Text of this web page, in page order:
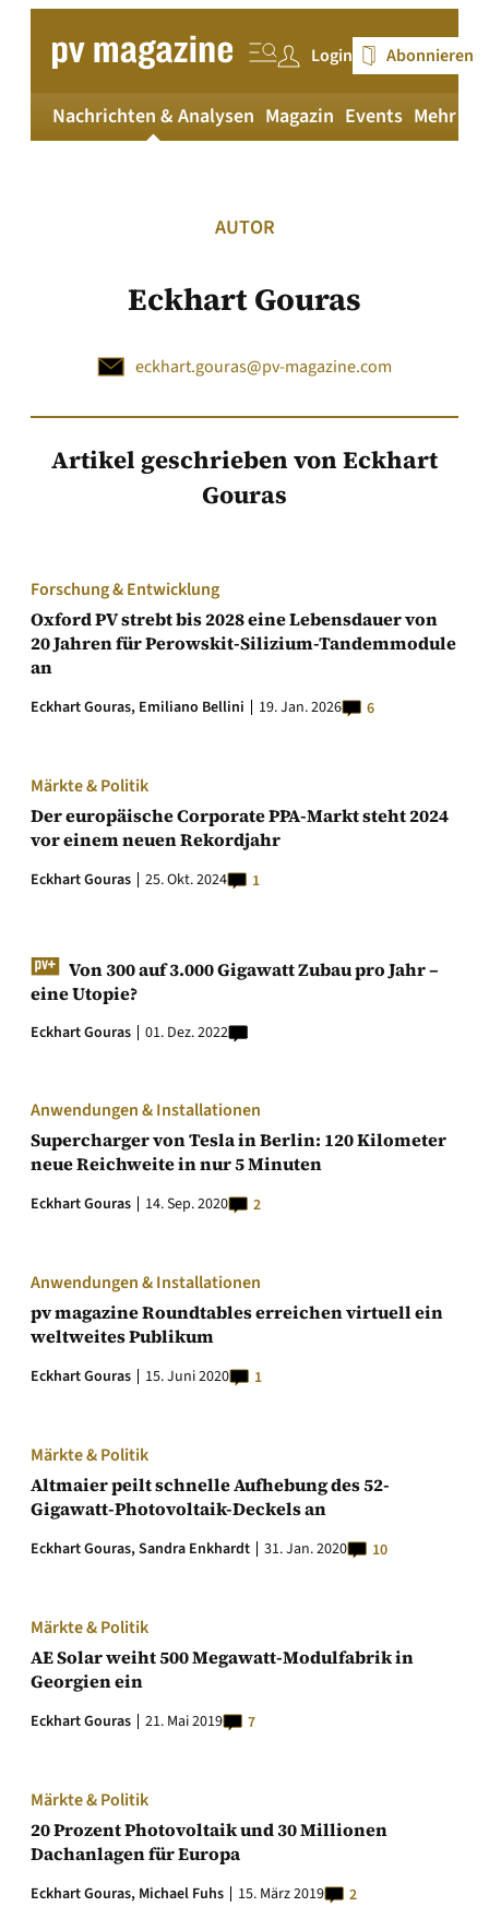
springen
Login Abonnieren
Nachrichten & Analysen Magazin Events Mehr
AUTOR
Eckhart Gouras
eckhart.gouras@pv-magazine.com
Artikel geschrieben von Eckhart
Gouras
Forschung & Entwicklung
Oxford PV strebt bis 2028 eine Lebensdauer von
20 Jahren für Perowskit-Silizium-Tandemmodule
an
Eckhart Gouras, Emiliano Bellini 19. Jan. 2026 6
Märkte & Politik
Der europäische Corporate PPA-Markt steht 2024
vor einem neuen Rekordjahr
Eckhart Gouras 25. Okt. 2024 1
Von 300 auf 3.000 Gigawatt Zubau pro Jahr –
eine Utopie?
Eckhart Gouras 01. Dez. 2022
Anwendungen & Installationen
Supercharger von Tesla in Berlin: 120 Kilometer
neue Reichweite in nur 5 Minuten
Eckhart Gouras 14. Sep. 2020 2
Anwendungen & Installationen
pv magazine Roundtables erreichen virtuell ein
weltweites Publikum
Eckhart Gouras 15. Juni 2020 1
Märkte & Politik
Altmaier peilt schnelle Aufhebung des 52-
Gigawatt-Photovoltaik-Deckels an
Eckhart Gouras,Sandra Enkhardt 31. Jan. 2020 10
Märkte & Politik
AE Solar weiht 500 Megawatt-Modulfabrik in
Georgien ein
Eckhart Gouras 21. Mai 2019 7
Märkte & Politik
20 Prozent Photovoltaik und 30 Millionen
Dachanlagen für Europa
Eckhart Gouras, Michael Fuhs 15. März 2019 2